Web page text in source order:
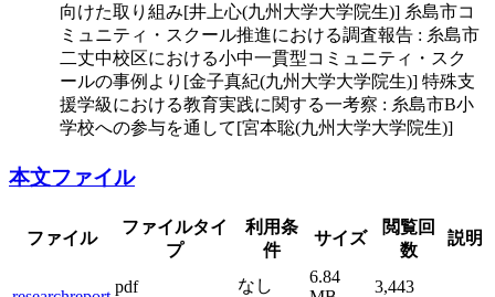
向けた取り組み[井上心(九州大学大学院生)] 糸島市コ
ミュニティ・スクール推進における調査報告 : 糸島市
二丈中校区における小中一貫型コミュニティ・スク
ールの事例より[金子真紀(九州大学大学院生)] 特殊支
援学級における教育実践に関する一考察 : 糸島市B小
学校への参与を通して[宮本聡(九州大学大学院生)]
本文ファイル
ファイル
ファイルタイ
プ
利用条
件
サイズ
閲覧回
数
説明
pdf なし
6.84
3,443